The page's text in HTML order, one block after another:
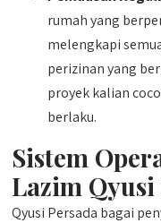
rumah yang
melengkapi
perizinan yang
proyek kalian
berlaku.
Sistem
Lazim Qyusi
Qyusi Persada bagai